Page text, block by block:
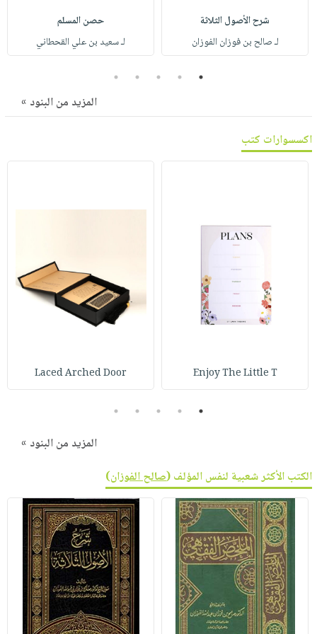
أطفال
مناسبات
فيديوهات
أسئلة
يتكرر
نيل
وفرات
انشر
التسوق
شرح الأصول الثلاثة
لـ صالح بن فوزان الفوزان
حصن المسلم
لـ سعيد بن علي القحطاني
1
2
3
4
5
المزيد من البنود »
اكسسوارات كتب
Enjoy The Little T
Laced Arched Door
1
2
3
4
5
المزيد من البنود »
الكتب الأكثر شعبية لنفس المؤلف (صالح الفوزان)